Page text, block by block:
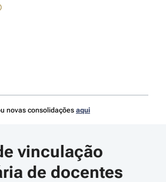
novas consolidações aqui
vinculação
de docentes